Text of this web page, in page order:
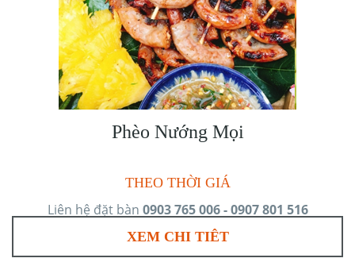
Phèo Nướng Mọi
THEO THỜI GIÁ
Liên hệ đặt bàn 0903 765 006 - 0907 801 516
XEM CHI TIÊT